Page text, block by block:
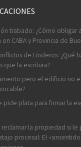
trabado: ¿Cómo obligar
CABA y Provincia de
de Linderos: ¿Qué
que la escritura?
pero el edificio no
pide plata para firmar la
reclamar la propiedad si le
procesal: El